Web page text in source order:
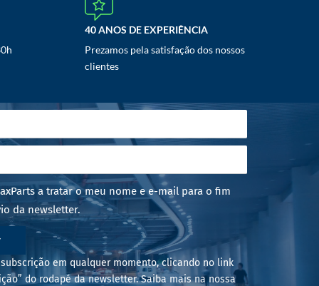
40 ANOS DE EXPERIÊNCIA
Prezamos pela satisfação dos nossos
clientes
a tratar o meu nome e e-mail para o fim
da newsletter.
em qualquer momento, clicando no link
do rodapé da newsletter. Saiba mais na nossa